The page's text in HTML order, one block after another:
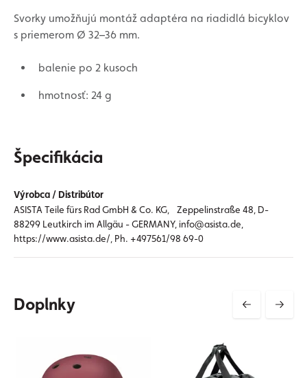
Svorky umožňujú montáž adaptéra na riadidlá bicyklov
s priemerom Ø 32–36 mm.
balenie po 2 kusoch
hmotnosť: 24 g
Špecifikácia
Výrobca / Distribútor
ASISTA Teile fürs Rad GmbH & Co. KG, Zeppelinstraße 48, D-
88299 Leutkirch im Allgäu - GERMANY, info@asista.de,
https://www.asista.de/, Ph. +497561/98 69-0
Doplnky